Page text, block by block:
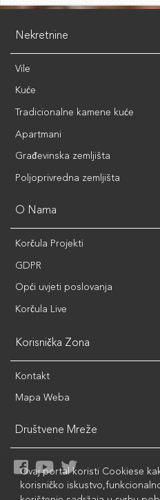
Nekretnine
Vile
Kuće
Tradicionalne kamene kuće
Apartmani
Građevinska zemljišta
Poljoprivredna zemljišta
O Nama
Korčula Projekti
GDPR
Opći uvjeti poslovanja
Korčula Live
Korisnička Zona
Kontakt
Mapa Weba
Društvene Mreže
Ovaj portal koristi Cookiese
korisničko